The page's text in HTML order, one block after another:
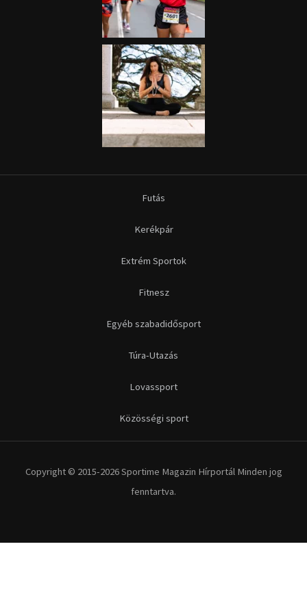
Futás
Kerékpár
Extrém Sportok
Fitnesz
Egyéb szabadidősport
Túra-Utazás
Lovassport
Közösségi sport
Copyright © 2015-2026 Sportime Magazin Hírportál Minden jog
fenntartva.